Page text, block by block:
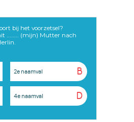
bij het voorzetsel?
........ (mijn) Mutter nach
B
2e naamval
D
4e naamval